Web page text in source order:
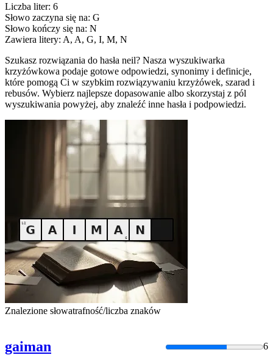
Liczba liter: 6
Słowo zaczyna się na: G
Słowo kończy się na: N
Zawiera litery: A, A, G, I, M, N
Szukasz rozwiązania do hasła neil? Nasza wyszukiwarka
krzyżówkowa podaje gotowe odpowiedzi, synonimy i definicje,
które pomogą Ci w szybkim rozwiązywaniu krzyżówek, szarad i
rebusów. Wybierz najlepsze dopasowanie albo skorzystaj z pól
wyszukiwania powyżej, aby znaleźć inne hasła i podpowiedzi.
Znalezione słowatrafność/liczba znaków
gaiman 6